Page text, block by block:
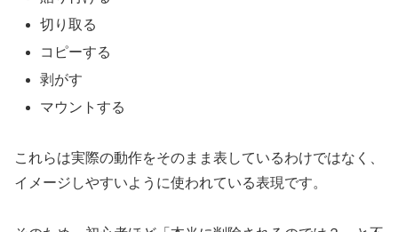
切り取る
コピーする
剥がす
マウントする
これらは実際の動作をそのまま表しているわけではなく、
イメージしやすいように使われている表現です。